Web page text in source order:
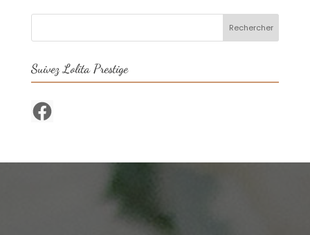
Suivez Lolita Prestige
Facebook